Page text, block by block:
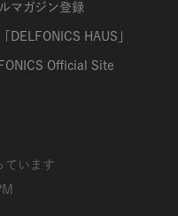
マガジン登録
DELFONICS HAUS」
Official Site
ています